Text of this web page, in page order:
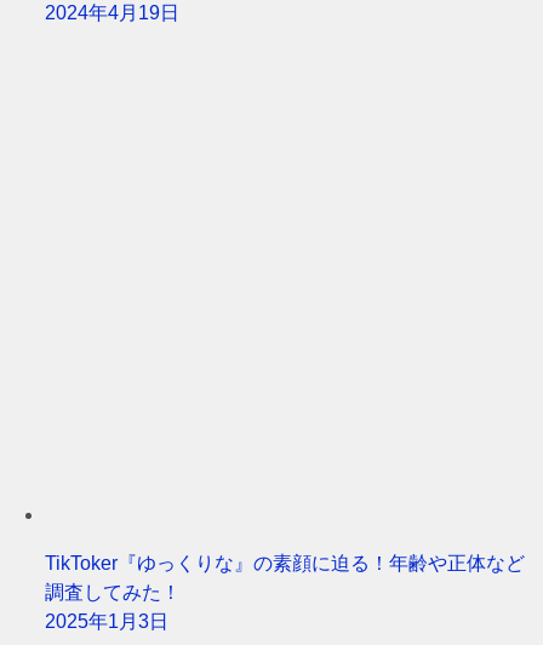
2024年4月19日
TikToker『ゆっくりな』の素顔に迫る！年齢や正体など
調査してみた！
2025年1月3日